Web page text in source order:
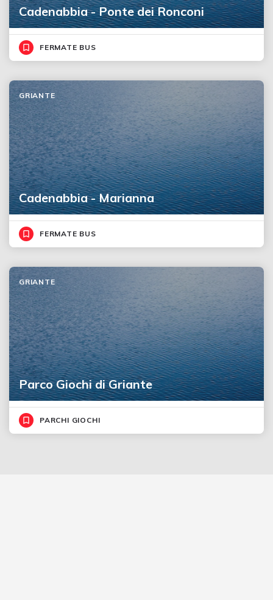
Cadenabbia - Ponte dei Ronconi
FERMATE BUS
Cadenabbia - Marianna
GRIANTE
FERMATE BUS
Parco Giochi di Griante
GRIANTE
PARCHI GIOCHI